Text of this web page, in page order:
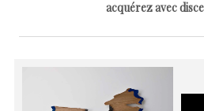
acquérez avec